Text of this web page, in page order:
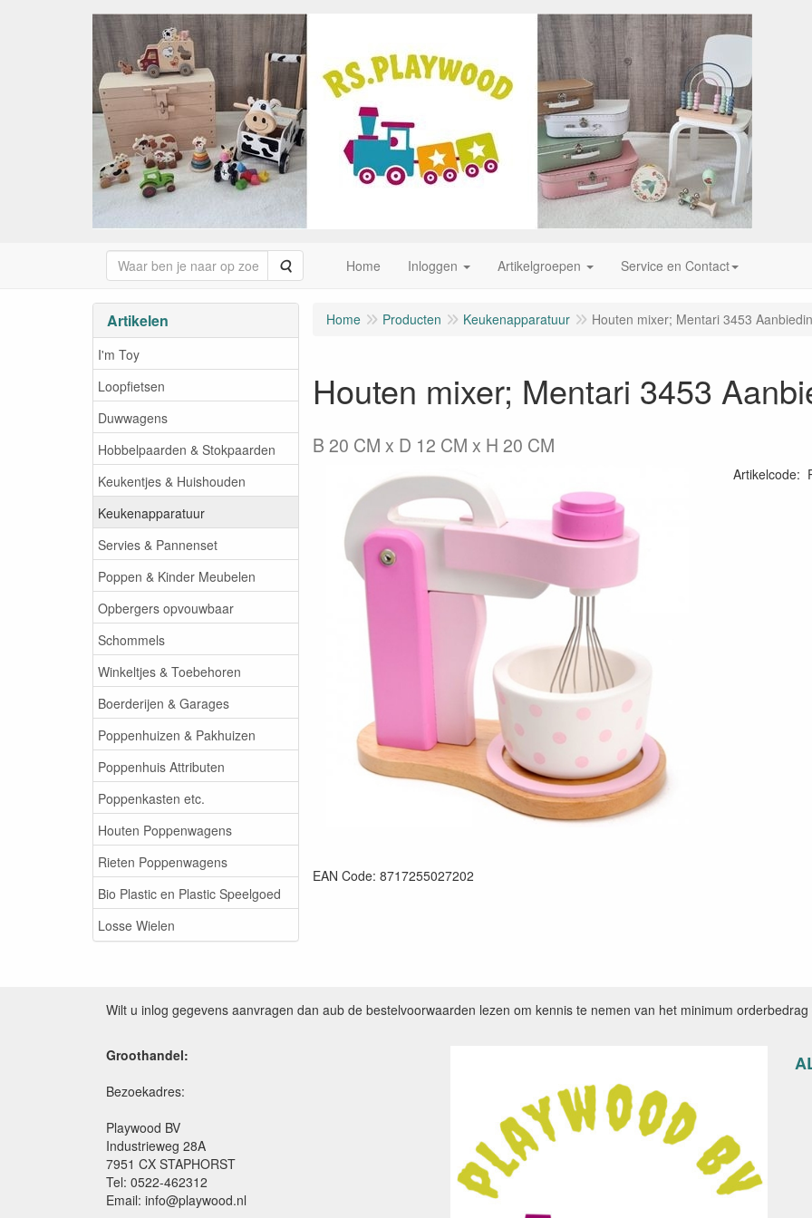
Zoeken Home Inloggen Artikelgroepen Service en Contact
Artikelen
I'm Toy
Loopfietsen
Duwwagens
Hobbelpaarden & Stokpaarden
Keukentjes & Huishouden
Keukenapparatuur
Servies & Pannenset
Poppen & Kinder Meubelen
Opbergers opvouwbaar
Schommels
Winkeltjes & Toebehoren
Boerderijen & Garages
Poppenhuizen & Pakhuizen
Poppenhuis Attributen
Poppenkasten etc.
Houten Poppenwagens
Rieten Poppenwagens
Bio Plastic en Plastic Speelgoed
Losse Wielen
Home Producten Keukenapparatuur Houten mixer; Mentari 3453
Houten mixer; Mentari 3453
B 20 CM x D 12 CM x H 20 CM
Artikelcode:
EAN Code: 8717255027202
Wilt u inlog gegevens aanvragen dan aub de bestelvoorwaarden lezen om kennis te nemen van het minimum
Groothandel:
Bezoekadres:
Playwood BV
Industrieweg 28A
7951 CX STAPHORST
Tel: 0522-462312
Email: info@playwood.nl